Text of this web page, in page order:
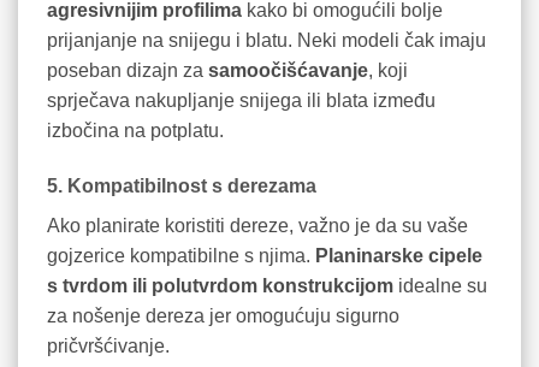
agresivnijim profilima kako bi omogućili bolje
prijanjanje na snijegu i blatu. Neki modeli čak imaju
poseban dizajn za samoočišćavanje, koji
sprječava nakupljanje snijega ili blata između
izbočina na potplatu.
5. Kompatibilnost s derezama
Ako planirate koristiti dereze, važno je da su vaše
gojzerice kompatibilne s njima. Planinarske cipele
s tvrdom ili polutvrdom konstrukcijom idealne su
za nošenje dereza jer omogućuju sigurno
pričvršćivanje.